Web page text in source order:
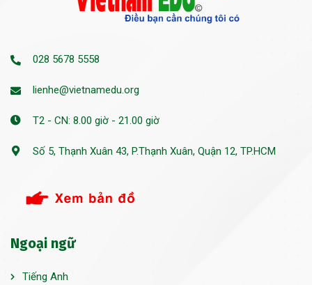
028 5678 5558
lienhe@vietnamedu.org
T2 - CN: 8.00 giờ - 21.00 giờ
Số 5, Thạnh Xuân 43, P.Thạnh Xuân, Quận 12, TP.HCM
Ngoại ngữ
Tiếng Anh